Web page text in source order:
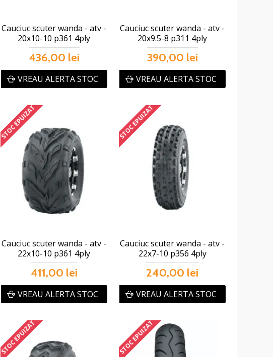
Cauciuc scuter wanda - atv -
20x10-10 p361 4ply
436,00 lei
VREAU ALERTA STOC
Cauciuc scuter wanda - atv -
20x9.5-8 p311 4ply
390,00 lei
VREAU ALERTA STOC
STOC EPUIZAT
Cauciuc scuter wanda - atv -
22x10-10 p361 4ply
411,00 lei
VREAU ALERTA STOC
STOC EPUIZAT
Cauciuc scuter wanda - atv -
22x7-10 p356 4ply
240,00 lei
VREAU ALERTA STOC
STOC EPUIZAT STOC EPUIZAT